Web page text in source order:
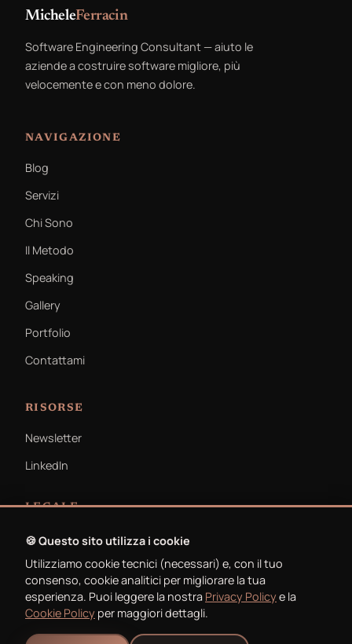
MicheleFerracin
Software Engineering Consultant — aiuto le
aziende a costruire software migliore, più
velocemente e con meno dolore.
NAVIGAZIONE
Blog
Servizi
Chi Sono
Il Metodo
Speaking
Gallery
Portfolio
Contattami
RISORSE
Newsletter
LinkedIn
LEGALE
Privacy Policy
Cookie Policy
🍪 Questo sito utilizza i cookie
Utilizziamo cookie tecnici (necessari) e, con il tuo
consenso, cookie analitici per migliorare la tua
esperienza. Puoi leggere la nostra Privacy Policye la
Cookie Policy per maggiori dettagli.